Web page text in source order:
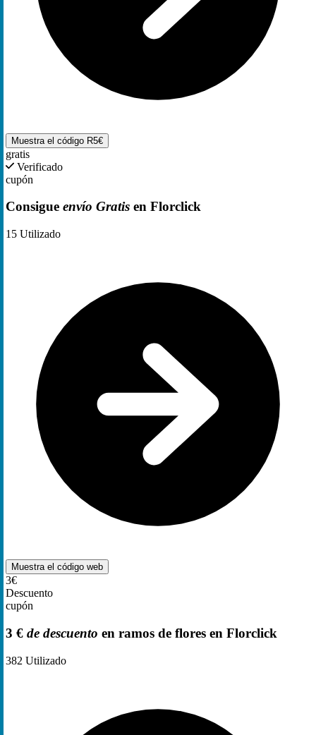
Muestra el código R5€
gratis
Verificado
cupón
Consigue envío Gratis en Florclick
15 Utilizado
Muestra el código web
3€
Descuento
cupón
3 € de descuento en ramos de flores en Florclick
382 Utilizado